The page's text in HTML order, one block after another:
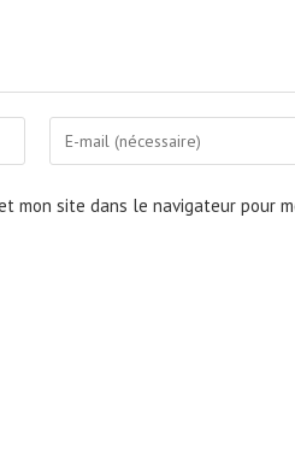
Enter
your
mon site dans le navigateur pour